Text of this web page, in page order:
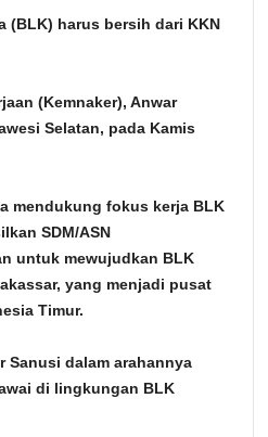
harus bersih dari KKN
(Kemnaker), Anwar
Selatan, pada Kamis
mendukung fokus kerja BLK
SDM/ASN
untuk mewujudkan BLK
yang menjadi pusat
Timur.
Sanusi dalam arahannya
di lingkungan BLK